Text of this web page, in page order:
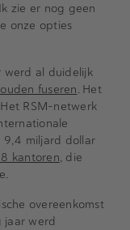
zie er nog geen
onze opties
werd al duidelijk
fuseren. Het
RSM-netwerk
9,4 miljard dollar
kantoren, die
overeenkomst
jaar werd